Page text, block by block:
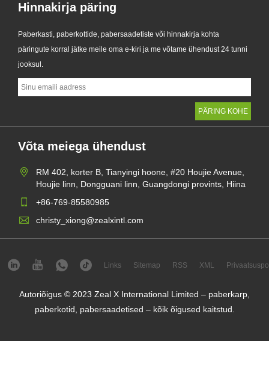
Hinnakirja päring
Paberkasti, paberkottide, pabersaadetiste või hinnakirja kohta
päringute korral jätke meile oma e-kiri ja me võtame ühendust 24 tunni
jooksul.
Võta meiega ühendust
RM 402, korter B, Tianyingi hoone, #20 Houjie Avenue,
Houjie linn, Dongguani linn, Guangdongi provints, Hiina
+86-769-85580985
christy_xiong@zealxintl.com
Links Sitemap RSS XML
Autoriõigus © 2023 Zeal X International Limited – paberkarp,
paberkotid, pabersaadetised – kõik õigused kaitstud.